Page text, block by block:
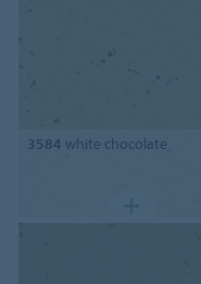
3584 white chocolate